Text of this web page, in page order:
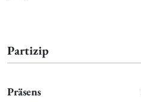
Partizip
Präsens